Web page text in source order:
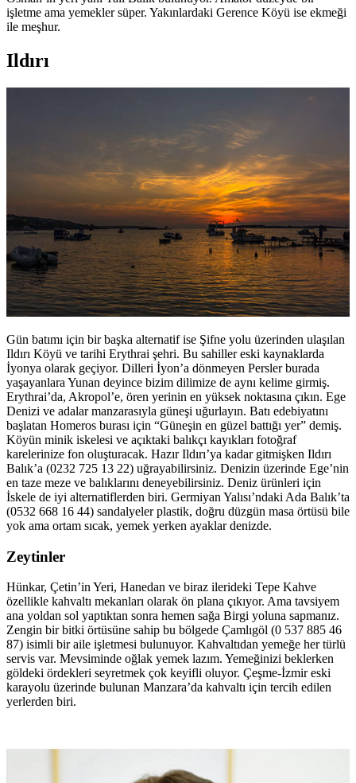
işletme ama yemekler süper. Yakınlardaki Gerence Köyü ise ekmeği
ile meşhur.
Ildırı
Gün batımı için bir başka alternatif ise Şifne yolu üzerinden ulaşılan
Ildırı Köyü ve tarihi Erythrai şehri. Bu sahiller eski kaynaklarda
İyonya olarak geçiyor. Dilleri İyon’a dönmeyen Persler burada
yaşayanlara Yunan deyince bizim dilimize de aynı kelime girmiş.
Erythrai’da, Akropol’e, ören yerinin en yüksek noktasına çıkın. Ege
Denizi ve adalar manzarasıyla güneşi uğurlayın. Batı edebiyatını
başlatan Homeros burası için “Güneşin en güzel battığı yer” demiş.
Köyün minik iskelesi ve açıktaki balıkçı kayıkları fotoğraf
karelerinize fon oluşturacak. Hazır Ildırı’ya kadar gitmişken Ildırı
Balık’a (0232 725 13 22) uğrayabilirsiniz. Denizin üzerinde Ege’nin
en taze meze ve balıklarını deneyebilirsiniz. Deniz ürünleri için
İskele de iyi alternatiflerden biri. Germiyan Yalısı’ndaki Ada Balık’ta
(0532 668 16 44) sandalyeler plastik, doğru düzgün masa örtüsü bile
yok ama ortam sıcak, yemek yerken ayaklar denizde.
Zeytinler
Hünkar, Çetin’in Yeri, Hanedan ve biraz ilerideki Tepe Kahve
özellikle kahvaltı mekanları olarak ön plana çıkıyor. Ama tavsiyem
ana yoldan sol yaptıktan sonra hemen sağa Birgi yoluna sapmanız.
Zengin bir bitki örtüsüne sahip bu bölgede Çamlıgöl (0 537 885 46
87) isimli bir aile işletmesi bulunuyor. Kahvaltıdan yemeğe her türlü
servis var. Mevsiminde oğlak yemek lazım. Yemeğinizi beklerken
göldeki ördekleri seyretmek çok keyifli oluyor. Çeşme-İzmir eski
karayolu üzerinde bulunan Manzara’da kahvaltı için tercih edilen
yerlerden biri.